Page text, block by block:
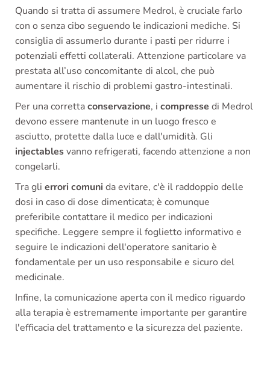
Quando si tratta di assumere Medrol, è cruciale farlo
con o senza cibo seguendo le indicazioni mediche. Si
consiglia di assumerlo durante i pasti per ridurre i
potenziali effetti collaterali. Attenzione particolare va
prestata all’uso concomitante di alcol, che può
aumentare il rischio di problemi gastro-intestinali.
Per una correttaconservazione, i compresse di Medrol
devono essere mantenute in un luogo fresco e
asciutto, protette dalla luce e dall'umidità. Gli
injectablesvanno refrigerati, facendo attenzione a non
congelarli.
Tra gli errori comunida evitare, c'è il raddoppio delle
dosi in caso di dose dimenticata; è comunque
preferibile contattare il medico per indicazioni
specifiche. Leggere sempre il foglietto informativo e
seguire le indicazioni dell'operatore sanitario è
fondamentale per un uso responsabile e sicuro del
medicinale.
Infine, la comunicazione aperta con il medico riguardo
alla terapia è estremamente importante per garantire
l'efficacia del trattamento e la sicurezza del paziente.